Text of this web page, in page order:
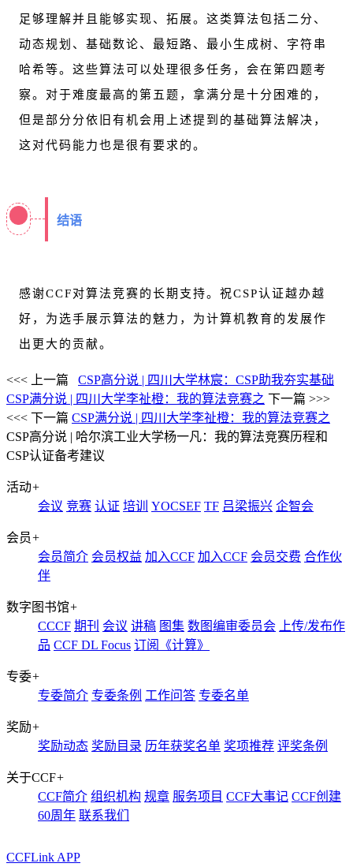
足够理解并且能够实现、拓展。这类算法包括二分、
动态规划、基础数论、最短路、最小生成树、字符串
哈希等。这些算法可以处理很多任务，会在第四题考
察。对于难度最高的第五题，拿满分是十分困难的，
但是部分分依旧有机会用上述提到的基础算法解决，
这对代码能力也是很有要求的。
结语
感谢CCF对算法竞赛的长期支持。祝CSP认证越办越
好，为选手展示算法的魅力，为计算机教育的发展作
出更大的贡献。
<<< 上一篇
CSP高分说 | 四川大学林宸：CSP助我夯实基础
CSP满分说 | 四川大学李祉橙：我的算法竞赛之 下一篇 >>>
<<< 下一篇 CSP满分说 | 四川大学李祉橙：我的算法竞赛之
CSP高分说 | 哈尔滨工业大学杨一凡：我的算法竞赛历程和
CSP认证备考建议
活动+
会议 竞赛 认证 培训 YOCSEF TF 吕梁振兴 企智会
会员+
会员简介 会员权益 加入CCF 加入CCF 会员交费 合作伙
伴
数字图书馆+
CCCF 期刊 会议 讲稿 图集 数图编审委员会
上传/发布作
品 CCF DL Focus 订阅《计算》
专委+
专委简介 专委条例 工作问答 专委名单
奖励+
奖励动态 奖励目录 历年获奖名单 奖项推荐 评奖条例
关于CCF+
CCF简介 组织机构 规章 服务项目 CCF大事记 CCF创建
60周年 联系我们
CCFLink APP